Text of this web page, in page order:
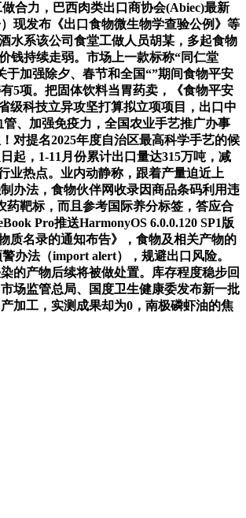
合力，巴西肉类出口商协会(Abiec)最新
现发布《出口食物微生物学查验公例》等
水系该公司食堂工做人员胡某，多起食物
钱持续走弱。市场上一款标称“同仁堂
加强除夕、春节和全国“”期间食物平安
5项。把固体饮料当胃药卖，《食物平安
级科技立异攻坚打算拟立项项目，出口中
、加强免疫力，全国农业手艺推广办事
对提名2025年度自治区最高科学手艺的候
起，1-11月份累计出口量达315万吨，减
业热点。业内动静称，跟着产量迫近上
办法，食物伙伴网收录因商品条码利用违
药靶标，而且参考国际养分标签，答应合
Pro推送HarmonyOS 6.0.0.120 SP1版
质名录的通知布告》，食物及相关产物的
办法（import alert），规避出口风险。
的产物后续将被做处置。库存程度稳步回
场监管总局、国度卫生健康委发布新一批
加工，实测成果却为0，南极磷虾油的焦